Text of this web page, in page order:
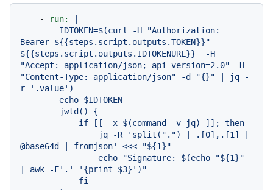
- run:
Bearer ${{steps.script.outputs.TOKEN}}"
${{steps.script.outputs.IDTOKENURL}}  -H
"Accept: application/json; api-version=2.0" -H
"Content-Type: application/json" -d "{}" | jq -
r '.value')
@base64d | fromjson' <<< "${1}"
| awk -F'.' '{print $3}')"